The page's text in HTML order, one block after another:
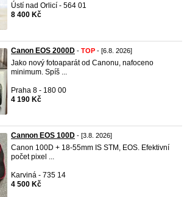
Ústí nad Orlicí - 564 01
8 400 Kč
Canon EOS 2000D - TOP - [6.8. 2026]
Jako nový fotoaparát od Canonu, nafoceno
minimum. Spíš ...
Praha 8 - 180 00
4 190 Kč
Cannon EOS 100D - [3.8. 2026]
Canon 100D + 18-55mm IS STM, EOS. Efektivní
počet pixel ...
Karviná - 735 14
4 500 Kč